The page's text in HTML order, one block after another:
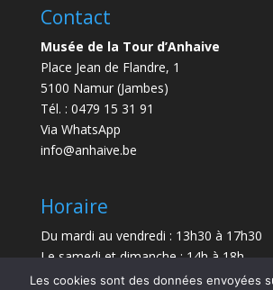
Contact
Musée de la Tour d’Anhaive
Place Jean de Flandre, 1
5100 Namur (Jambes)
Tél. : 0479 15 31 91
Via WhatsApp
info@anhaive.be
Horaire
Du mardi au vendredi : 13h30 à 17h30
Le samedi et dimanche : 14h à 18h
Les cookies sont des données envoyées